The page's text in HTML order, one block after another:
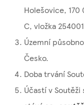
Holešovice,
C, vložka
Územní
Česko.
Doba trvání
Účastí v